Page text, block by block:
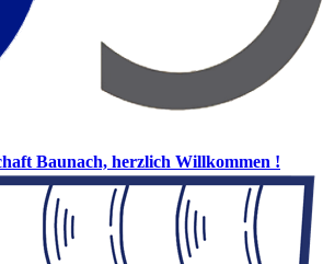
Baunach, herzlich Willkommen !